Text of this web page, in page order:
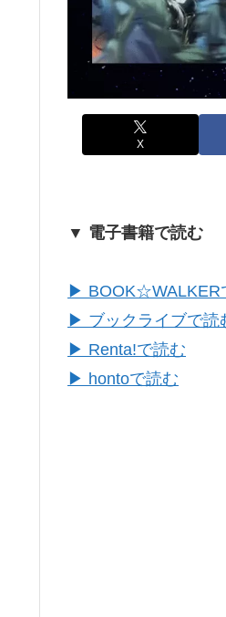
X
▼ 電子書籍で読む
▶ BOOK☆WALKER
▶ ブックライブで読
▶ Renta!で読む
▶ hontoで読む